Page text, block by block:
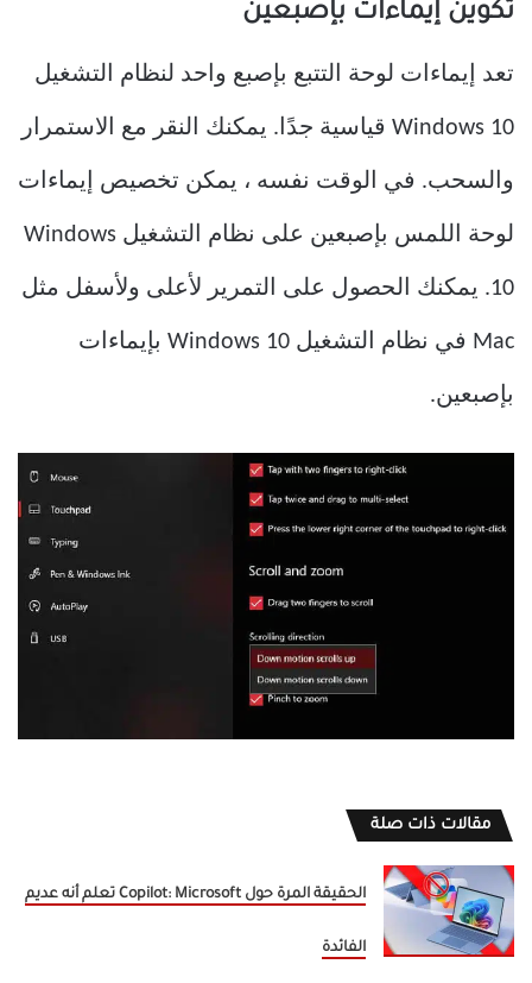
تكوين إيماءات بإصبعين
تعد إيماءات لوحة التتبع بإصبع واحد لنظام التشغيل
Windows 10 قياسية جدًا. يمكنك النقر مع الاستمرار
والسحب. في الوقت نفسه ، يمكن تخصيص إيماءات
لوحة اللمس بإصبعين على نظام التشغيل Windows
10. يمكنك الحصول على التمرير لأعلى ولأسفل مثل
Mac في نظام التشغيل Windows 10 بإيماءات
بإصبعين.
مقالات ذات صلة
الحقيقة المرة حول Copilot: Microsoft تعلم أنه عديم
الفائدة